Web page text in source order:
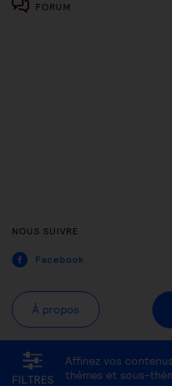
FILTRES
Affinez vos
thèmes et sous-
Tous les thèmes Être aidant
FORUM
NOUS SUIVRE
Facebook
À propos